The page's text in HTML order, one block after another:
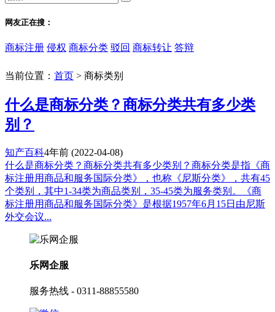
网友正在搜：
商标注册 侵权 商标分类 驳回 商标转让 答辩
当前位置： 首页 > 商标类别
什么是商标分类？商标分类共有多少类
别？
知产百科4年前 (2022-04-08)
什么是商标分类？商标分类共有多少类别？商标分类是指《商
标注册用商品和服务国际分类》，也称《尼斯分类》，共有45
个类别，其中1-34类为商品类别，35-45类为服务类别。《商
标注册用商品和服务国际分类》是根据1957年6月15日由尼斯
外交会议...
乐网企服
服务热线 - 0311-88855580